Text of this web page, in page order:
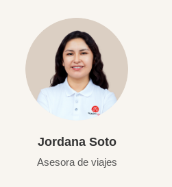
Jordana Soto
Asesora de viajes